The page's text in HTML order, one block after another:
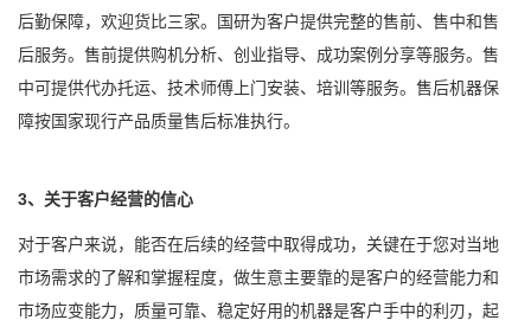
后勤保障，欢迎货比三家。国研为客户提供完整的售前、售中和售
后服务。售前提供购机分析、创业指导、成功案例分享等服务。售
中可提供代办托运、技术师傅上门安装、培训等服务。售后机器保
障按国家现行产品质量售后标准执行。
3、关于客户经营的信心
对于客户来说，能否在后续的经营中取得成功，关键在于您对当地
市场需求的了解和掌握程度，做生意主要靠的是客户的经营能力和
市场应变能力，质量可靠、稳定好用的机器是客户手中的利刃，起